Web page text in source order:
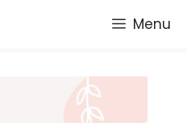
Menu